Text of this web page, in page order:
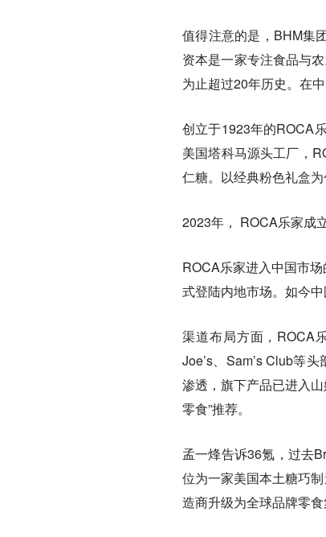
值得注意的是，BHM集
资本是一家专注食品与
为止超过20年历史。在
创立于1923年的ROCA
美国塔科马源头工厂，
仁糖。以经典粉色礼盒
2023年， ROCA乐家成
ROCA乐家进入中国市
式登陆内地市场。如今
渠道布局方面，ROCA
Joe’s、Sam’s Club等
渗透，旗下产品已进入
零食”推荐。
孟一烽告诉36氪，过去
位为一家美国本土糖巧
造商升级为全球品牌零